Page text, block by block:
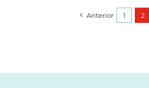
Anterior 1 2